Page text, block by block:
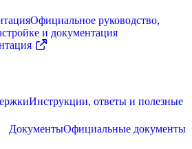
Официальное руководство,
и документация
Инструкции, ответы и полезные
ДокументыОфициальные документы